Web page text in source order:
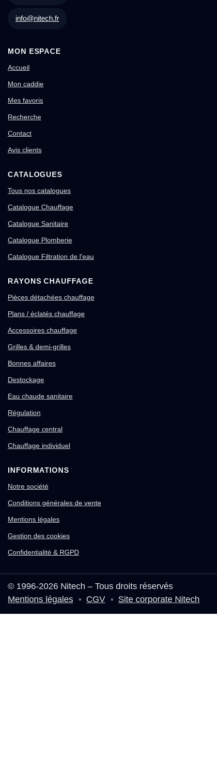
info@nitech.fr
MON ESPACE
Accueil
Mon caddie
Mes favoris
Recherche
Contact
Avis clients
CATALOGUES
Tous nos catalogues
Catalogue Chauffage
Catalogue Sanitaire
Catalogue Plomberie
Catalogue Filtration de l'eau
RAYONS CHAUFFAGE
Pièces détachées chauffage
Plans / éclatés chauffage
Accessoires chauffage
Grilles & demi-grilles
Bonnes affaires
Destockage
Eau chaude sanitaire
Régulation
Chauffage central
Chauffage individuel
INFORMATIONS
Notre société
Conditions générales de vente
Mentions légales
Gestion des cookies
Confidentialité & RGPD
© 1996-2026 Nitech – Tous droits réservés
Mentions légales • CGV • Site corporate Nitech